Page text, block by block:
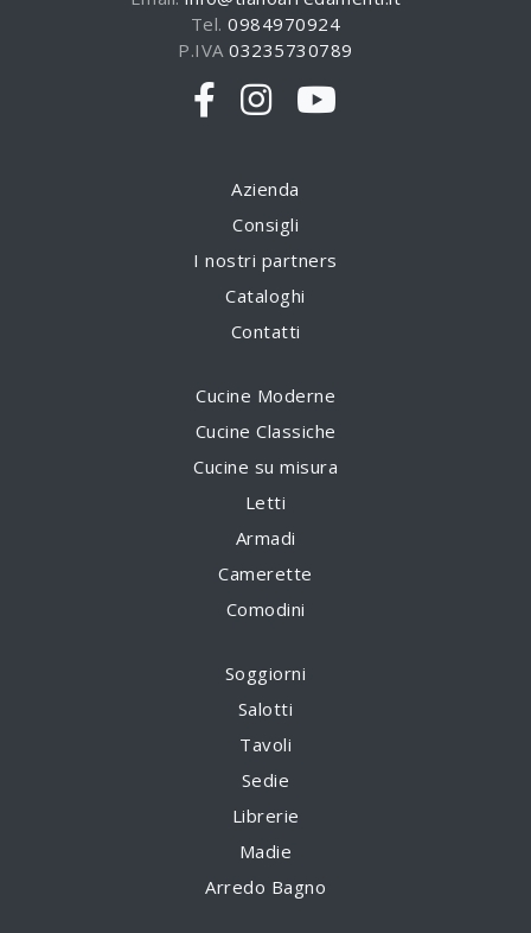
Tel.0984970924
P.IVA03235730789
Azienda
Consigli
I nostri partners
Cataloghi
Contatti
Cucine Moderne
Cucine Classiche
Cucine su misura
Letti
Armadi
Camerette
Comodini
Soggiorni
Salotti
Tavoli
Sedie
Librerie
Madie
Arredo Bagno